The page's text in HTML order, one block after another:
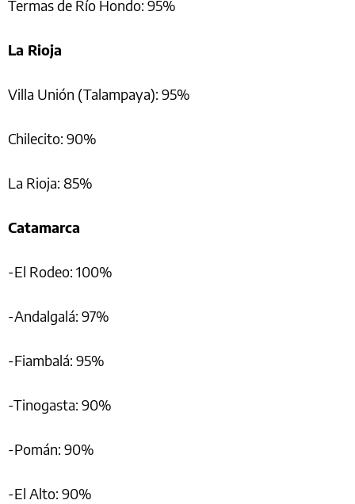
Termas de Río Hondo: 95%
La Rioja
Villa Unión (Talampaya): 95%
Chilecito: 90%
La Rioja: 85%
Catamarca
-El Rodeo: 100%
-Andalgalá: 97%
-Fiambalá: 95%
-Tinogasta: 90%
-Pomán: 90%
-El Alto: 90%